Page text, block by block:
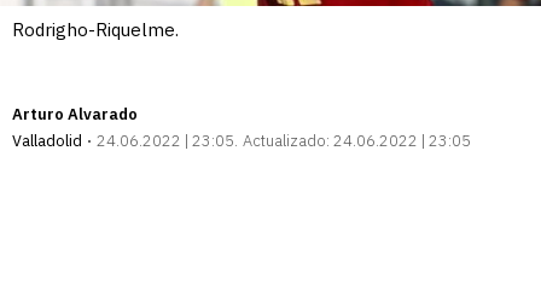
Rodrigho-Riquelme.
Arturo Alvarado
Valladolid
24.06.2022 | 23:05 Actualizado: 24.06.2022 | 23:05